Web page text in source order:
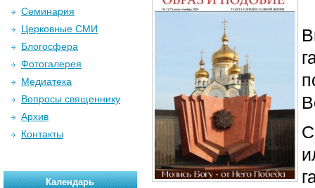
Семинария
Церковные СМИ
Блогосфера
Фотогалерея
Медиатека
Вопросы священнику
Архив
Контакты
Календарь